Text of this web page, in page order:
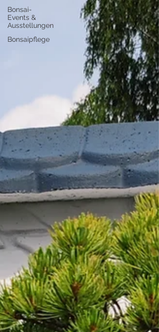
Bonsai-
Events &
Ausstellungen
Bonsaipflege